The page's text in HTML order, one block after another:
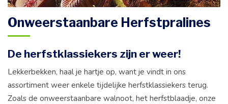
Onweerstaanbare Herfstpralines
De herfstklassiekers zijn er weer!
Lekkerbekken, haal je hartje op, want je vindt in ons
assortiment weer enkele tijdelijke herfstklassiekers terug.
Zoals de onweerstaanbare walnoot, het herfstblaadje, onze